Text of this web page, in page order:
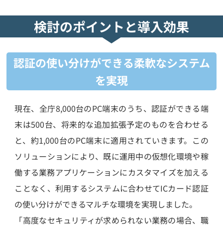
検討のポイントと導入効果
認証の使い分けができる柔軟なシステム
を実現
現在、全庁8,000台のPC端末のうち、認証ができる端
末は500台、将来的な追加拡張予定のものを合わせる
と、約1,000台のPC端末に適用されていきます。この
ソリューションにより、既に運用中の仮想化環境や稼
働する業務アプリケーションにカスタマイズを加える
ことなく、利用するシステムに合わせてICカード認証
の使い分けができるマルチな環境を実現しました。
「高度なセキュリティが求められない業務の場合、職